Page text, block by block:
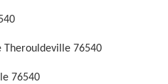
Therouldeville 76540
76540